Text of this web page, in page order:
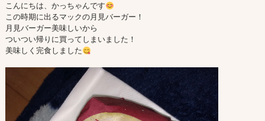
こんにちは、かっちゃんです
この時期に出るマックの月見バーガー！
月見バーガー美味しいから
ついつい帰りに買ってしまいました！
美味しく完食しました